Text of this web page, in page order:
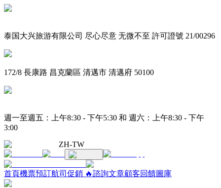
泰国大兴旅游有限公司 尽心尽意 无微不至 許可證號 21/00296
172/8 長康路 昌克蘭區 清邁市 清邁府 50100
週一至週五：上午8:30 - 下午5:30 和 週六：上午8:30 - 下午
3:00
ZH-TW
首頁機票預訂航司促銷 🔥諮詢文章顧客回饋圖庫